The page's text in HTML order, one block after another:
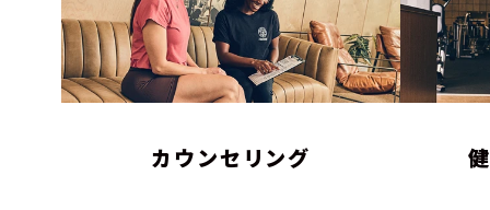
カウンセリング